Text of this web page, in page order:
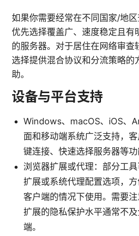
如果你需要经常在不同国家/地
优先选择覆盖广、速度稳定且有
的服务器。对于居住在网络审查
选择提供混合协议和分流策略的
助。
设备与平台支持
Windows、macOS、iOS、
面和移动端系统广泛支持，
键连接、快速选择服务器等功
浏览器扩展或代理：部分工
扩展或系统代理配置选项，
客户端的情况下使用。需要
扩展的隐私保护水平通常不
端。